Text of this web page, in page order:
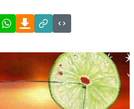
FacebookWhatsAppDownload
Link
Code